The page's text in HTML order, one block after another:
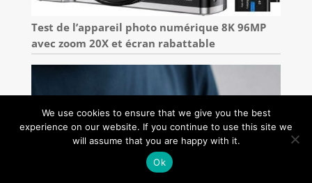
Test de l’appareil photo numérique 8K 96MP
avec zoom 20X et écran rabattable
We use cookies to ensure that we give you the best
experience on our website. If you continue to use this site we
will assume that you are happy with it.
Ok